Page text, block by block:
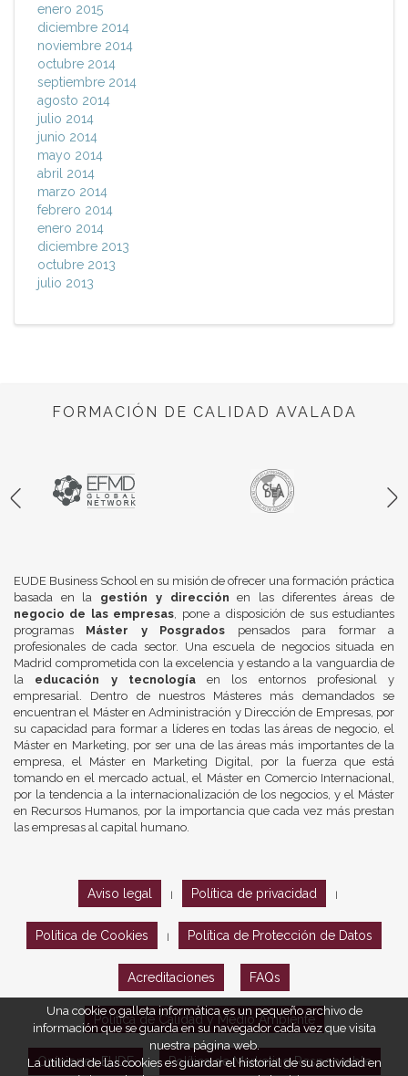
enero 2015
diciembre 2014
noviembre 2014
octubre 2014
septiembre 2014
agosto 2014
julio 2014
junio 2014
mayo 2014
abril 2014
marzo 2014
febrero 2014
enero 2014
diciembre 2013
octubre 2013
julio 2013
FORMACIÓN DE CALIDAD AVALADA
EUDE Business School en su misión de ofrecer una formación práctica
basada en la gestión y dirección en las diferentes áreas de
negocio de las empresas, pone a disposición de sus estudiantes
programas Máster y Posgrados pensados para formar a
profesionales de cada sector. Una escuela de negocios situada en
Madrid comprometida con la excelencia y estando a la vanguardia de
la educación y tecnologíaen los entornos profesional y
empresarial. Dentro de nuestros Másteres más demandados se
encuentran el Máster en Administración y Dirección de Empresas, por
su capacidad para formar a líderes en todas las áreas de negocio, el
Máster en Marketing, por ser una de las áreas más importantes de la
empresa, el Máster en Marketing Digital, por la fuerza que está
tomando en el mercado actual, el Máster en Comercio Internacional,
por la tendencia a la internacionalización de los negocios, y el Máster
en Recursos Humanos, por la importancia que cada vez más prestan
las empresas al capital humano.
Aviso legal Política de privacidad
Política de Cookies Política de Protección de Datos
Acreditaciones FAQs
Política de Calidad y Medio Ambiente
Opiniones EUDE Política de Marketing Responsable
Una cookie o galleta informática es un pequeño archivo de
información que se guarda en su navegador cada vez que visita
nuestra página web.
La utilidad de las cookies es guardar el historial de su actividad en